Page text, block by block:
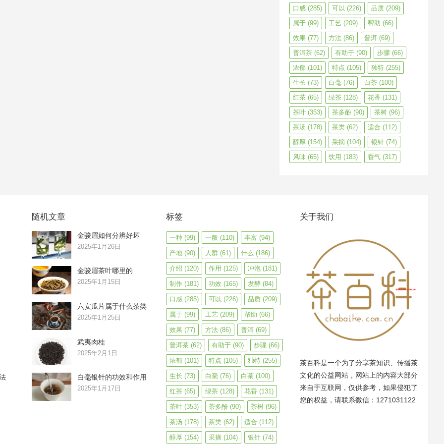
口感 (285) 可以 (226) 品质 (209)
属于 (99) 工艺 (209) 帮助 (66)
效果 (77) 方法 (86) 普洱 (69)
普洱茶 (62) 有助于 (90) 步骤 (66)
浓郁 (101) 特点 (105) 独特 (255)
生长 (73) 白毫 (76) 白茶 (100)
红茶 (65) 绿茶 (128) 花香 (131)
茶叶 (353) 茶多酚 (90) 茶树 (96)
茶汤 (178) 茶类 (62) 适合 (112)
醇厚 (154) 采摘 (104) 银针 (74)
风味 (65) 饮用 (183) 香气 (317)
随机文章
金骏眉如何分辨好坏
2025年1月26日
金骏眉茶叶哪里的
2025年1月15日
六安瓜片属于什么茶类
2025年1月25日
武夷肉桂
2025年2月1日
白毫银针的功效和作用
2025年1月17日
标签
一种(99) 一般 (110) 丰富 (94)
产地(90) 人群(61) 什么 (186)
介绍 (120) 作用 (125) 冲泡(181)
制作(181) 功效 (165) 发酵(84)
口感(285) 可以 (226) 品质(209)
属于(99) 工艺(209) 帮助 (66)
效果(77) 方法(86) 普洱(69)
普洱茶(62) 有助于(90) 步骤(66)
浓郁(101) 特点 (105) 独特(255)
生长 (73) 白毫(76) 白茶(100)
红茶(65) 绿茶(128) 花香 (131)
茶叶(353) 茶多酚(90) 茶树(96)
茶汤 (178) 茶类(62) 适合 (112)
醇厚(154) 采摘(104) 银针(74)
关于我们
茶百科是一个为了分享茶知识、传播茶
文化的公益网站，网站上的内容大部分
来自于互联网，仅供参考，如果侵犯了
您的权益，请联系微信：1271031122